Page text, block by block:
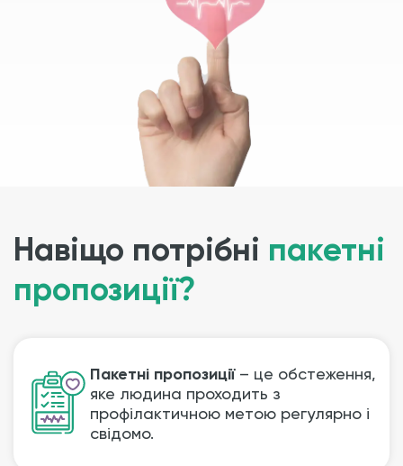
Навіщо потрібні пакетні
пропозиції?
Пакетні пропозиції– це обстеження,
яке людина проходить з
профілактичною метою регулярно і
свідомо.